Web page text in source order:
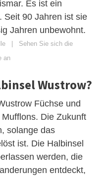
Es ist ein
Seit 90 Jahren ist sie
Jahren unbewohnt.
Sehen Sie sich die
an
Wustrow?
Füchse und
Die Zukunft
solange das
ist. Die Halbinsel
werden, die
entdeckt,